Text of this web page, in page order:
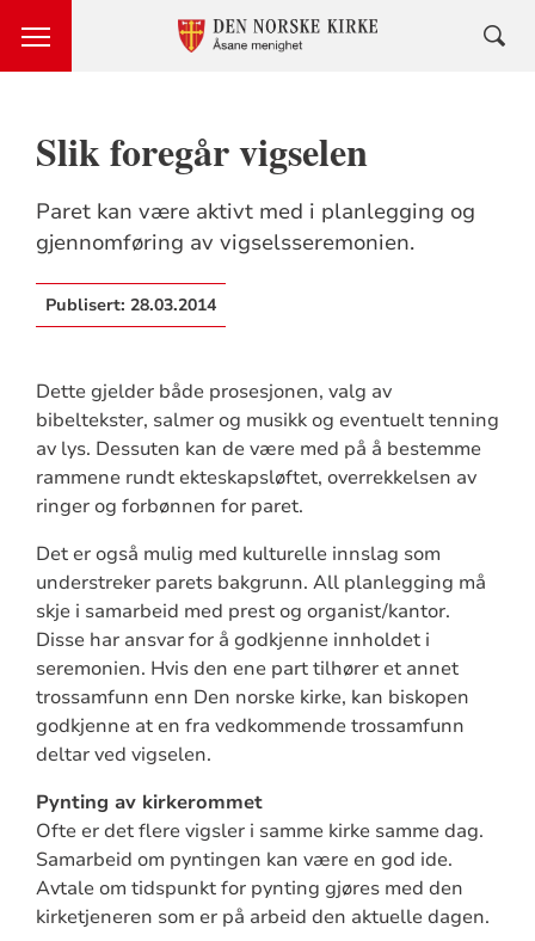
Slik foregår vigselen
Paret kan være aktivt med i planlegging og
gjennomføring av vigselsseremonien.
Publisert: 28.03.2014
Dette gjelder både prosesjonen, valg av
bibeltekster, salmer og musikk og eventuelt tenning
av lys. Dessuten kan de være med på å bestemme
rammene rundt ekteskapsløftet, overrekkelsen av
ringer og forbønnen for paret.
Det er også mulig med kulturelle innslag som
understreker parets bakgrunn. All planlegging må
skje i samarbeid med prest og organist/kantor.
Disse har ansvar for å godkjenne innholdet i
seremonien. Hvis den ene part tilhører et annet
trossamfunn enn Den norske kirke, kan biskopen
godkjenne at en fra vedkommende trossamfunn
deltar ved vigselen.
Pynting av kirkerommet
Ofte er det flere vigsler i samme kirke samme dag.
Samarbeid om pyntingen kan være en god ide.
Avtale om tidspunkt for pynting gjøres med den
kirketjeneren som er på arbeid den aktuelle dagen.